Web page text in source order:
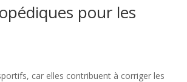
pour les
car elles contribuent à corriger les